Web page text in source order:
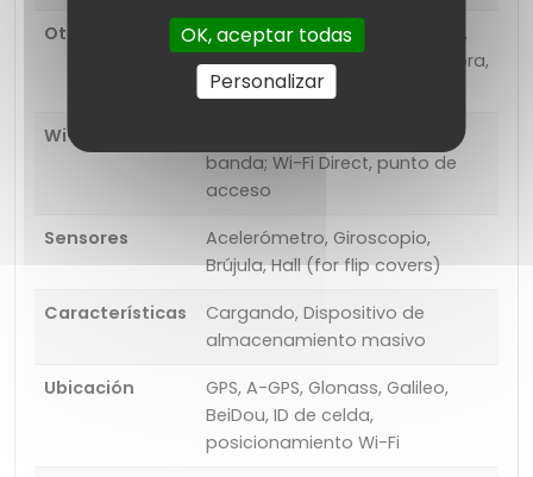
Otros
NFC, ANT +, VoIP, Anclaje a red,
sincronización de computadora,
sincronización OTA
Wi-Fi
banda; Wi-Fi Direct, punto de
acceso
Sensores
Acelerómetro, Giroscopio,
Brújula, Hall (for flip covers)
Características
Cargando, Dispositivo de
almacenamiento masivo
Ubicación
GPS, A-GPS, Glonass, Galileo,
BeiDou, ID de celda,
posicionamiento Wi-Fi
OK, aceptar todas
Personalizar